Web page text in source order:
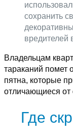
сохранить
вредителей
Владельцам
тараканий помет
пятна, которые
отличающиеся от
Где